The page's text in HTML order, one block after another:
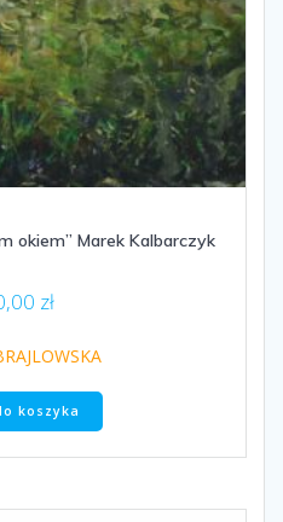
okiem” Marek Kalbarczyk
zł
koszyka